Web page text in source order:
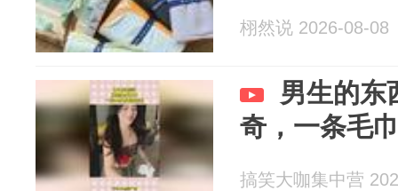
栩然说 2026-08-08
男生的东
奇，一条毛
搞笑大咖集中营